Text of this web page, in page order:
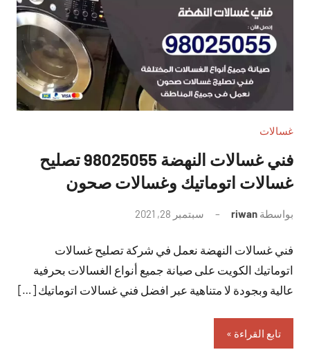
غسالات
فني غسالات النهضة 98025055 تصليح
غسالات اتوماتيك وغسالات صحون
بواسطة riwan سبتمبر 28, 2021
تعليقات
فني غسالات النهضة نعمل في شركة تصليح غسالات
اتوماتيك الكويت على صيانة جميع أنواع الغسالات بحرفية
عالية وبجودة لا متناهية عبر افضل فني غسالات اتوماتيك […]
تابع القراءة